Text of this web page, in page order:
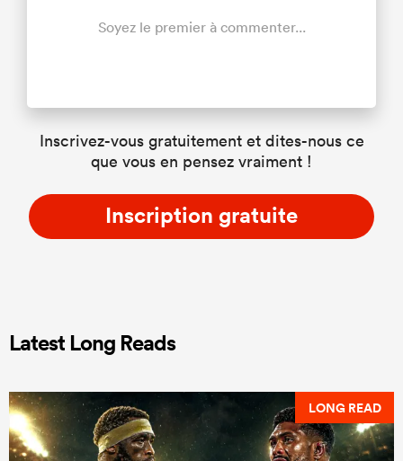
Soyez le premier à commenter...
Inscrivez-vous gratuitement et dites-nous ce
que vous en pensez vraiment !
Inscription gratuite
Latest Long Reads
LONG READ